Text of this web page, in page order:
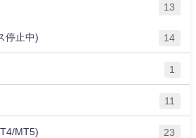
13
停止中) 14
1
11
MT5) 23